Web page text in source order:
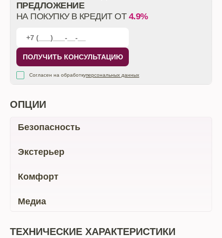
ПРЕДЛОЖЕНИЕ
НА ПОКУПКУ В КРЕДИТ ОТ 4.9%
ПОЛУЧИТЬ КОНСУЛЬТАЦИЮ
Согласен на обработкуперсональных данных
ОПЦИИ
Безопасность
Экстерьер
Комфорт
Медиа
ТЕХНИЧЕСКИЕ ХАРАКТЕРИСТИКИ